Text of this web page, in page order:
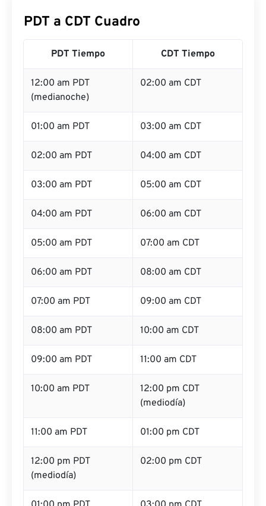
PDT a CDT Cuadro
PDT Tiempo CDT Tiempo
12:00 am PDT
(medianoche)
02:00 am CDT
01:00 am PDT 03:00 am CDT
02:00 am PDT 04:00 am CDT
03:00 am PDT 05:00 am CDT
04:00 am PDT 06:00 am CDT
05:00 am PDT 07:00 am CDT
06:00 am PDT 08:00 am CDT
07:00 am PDT 09:00 am CDT
08:00 am PDT 10:00 am CDT
09:00 am PDT 11:00 am CDT
10:00 am PDT
12:00 pm CDT
(mediodía)
11:00 am PDT 01:00 pm CDT
12:00 pm PDT
(mediodía)
02:00 pm CDT